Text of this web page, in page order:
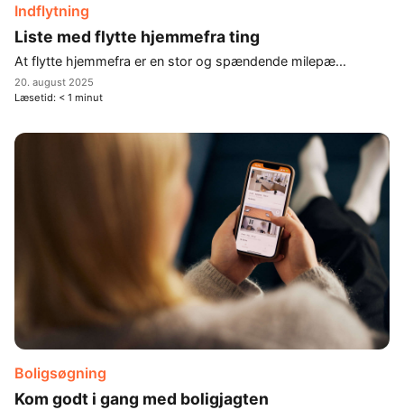
Indflytning
Liste med flytte hjemmefra ting
At flytte hjemmefra er en stor og spændende milepæ...
20. august 2025
Læsetid: < 1 minut
Boligsøgning
Kom godt i gang med boligjagten